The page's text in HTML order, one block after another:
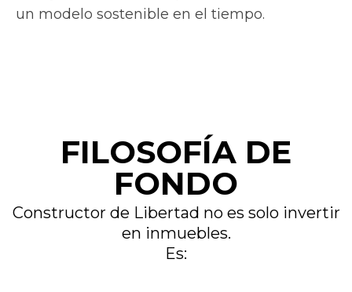
un modelo sostenible en el tiempo.
FILOSOFÍA DE
FONDO
Constructor de Libertad no es solo invertir
en inmuebles.
Es: